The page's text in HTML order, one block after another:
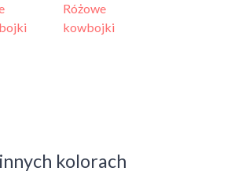
Różowe
kowbojki
kolorach